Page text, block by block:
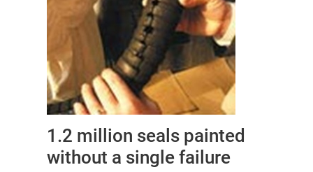
1.2 million seals painted
without a single failure